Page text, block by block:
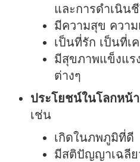
และการดำเนิน
มีความสุข ควา
เป็นที่รัก เป็นที่
มีสุขภาพแข็งแร
ต่างๆ
ประโยชน์ในโลกหน้
เช่น
เกิดในภพภูมิที่ดี
มีสติปัญญาเฉลีย